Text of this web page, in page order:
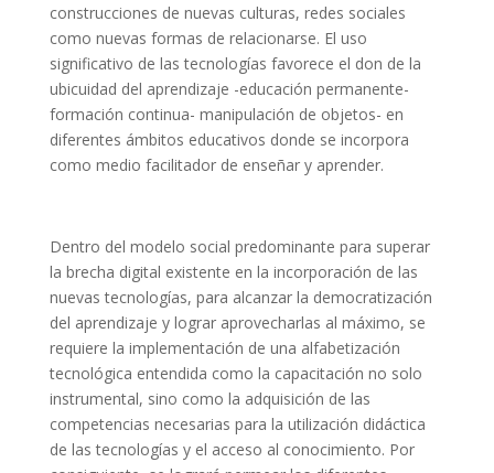
construcciones de nuevas culturas, redes sociales
como nuevas formas de relacionarse. El uso
significativo de las tecnologías favorece el don de la
ubicuidad del aprendizaje -educación permanente-
formación continua- manipulación de objetos- en
diferentes ámbitos educativos donde se incorpora
como medio facilitador de enseñar y aprender.
Dentro del modelo social predominante para superar
la brecha digital existente en la incorporación de las
nuevas tecnologías, para alcanzar la democratización
del aprendizaje y lograr aprovecharlas al máximo, se
requiere la implementación de una alfabetización
tecnológica entendida como la capacitación no solo
instrumental, sino como la adquisición de las
competencias necesarias para la utilización didáctica
de las tecnologías y el acceso al conocimiento. Por